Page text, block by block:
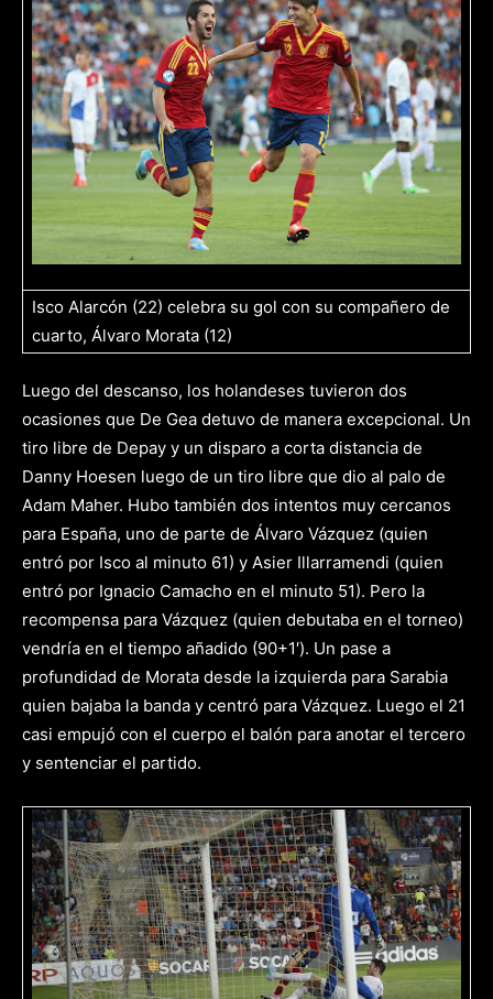
Isco Alarcón (22) celebra su gol con su compañero de
cuarto, Álvaro Morata (12)
Luego del descanso, los holandeses tuvieron dos
ocasiones que De Gea detuvo de manera excepcional. Un
tiro libre de Depay y un disparo a corta distancia de
Danny Hoesen luego de un tiro libre que dio al palo de
Adam Maher. Hubo también dos intentos muy cercanos
para España, uno de parte de Álvaro Vázquez (quien
entró por Isco al minuto 61) y Asier Illarramendi (quien
entró por Ignacio Camacho en el minuto 51). Pero la
recompensa para Vázquez (quien debutaba en el torneo)
vendría en el tiempo añadido (90+1′). Un pase a
profundidad de Morata desde la izquierda para Sarabia
quien bajaba la banda y centró para Vázquez. Luego el 21
casi empujó con el cuerpo el balón para anotar el tercero
y sentenciar el partido.